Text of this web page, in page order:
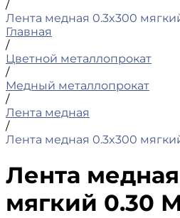
/
Лента медная 0.3x300
Главная
/
Цветной металлопрокат
/
Медный металлопрокат
/
Лента медная
/
Лента медная 0.3x300
Лента
мягкий 0.30